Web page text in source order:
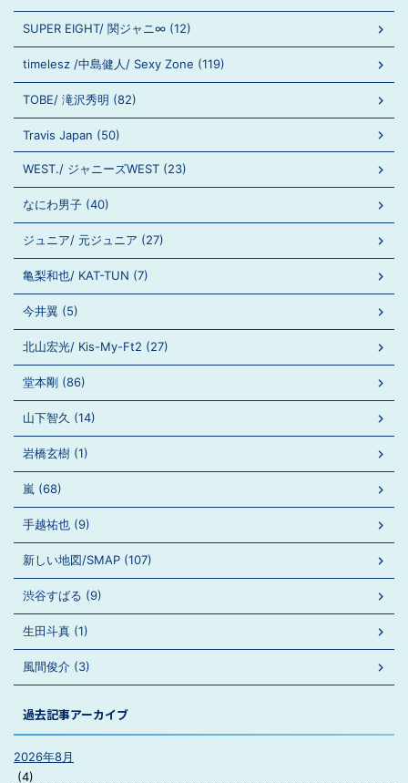
SUPER EIGHT/ 関ジャニ∞ (12)
timelesz /中島健人/ Sexy Zone (119)
TOBE/ 滝沢秀明 (82)
Travis Japan (50)
WEST./ ジャニーズWEST (23)
なにわ男子 (40)
ジュニア/ 元ジュニア (27)
亀梨和也/ KAT-TUN (7)
今井翼 (5)
北山宏光/ Kis-My-Ft2 (27)
堂本剛 (86)
山下智久 (14)
岩橋玄樹 (1)
嵐 (68)
手越祐也 (9)
新しい地図/SMAP (107)
渋谷すばる (9)
生田斗真 (1)
風間俊介 (3)
過去記事アーカイブ
2026年8月
(4)